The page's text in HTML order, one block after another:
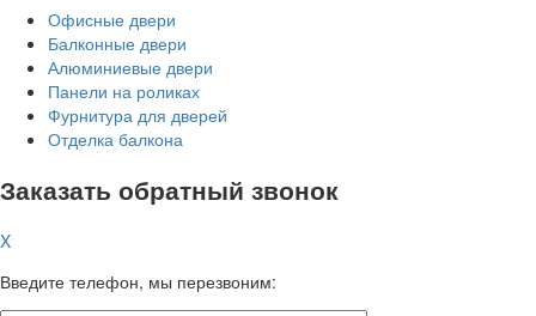
Офисные двери
Балконные двери
Алюминиевые двери
Панели на роликах
Фурнитура для дверей
Отделка балкона
Заказать обратный звонок
X
Введите телефон, мы перезвоним: